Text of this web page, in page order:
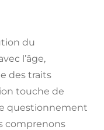
du
l’âge,
des traits
touche de
questionnement
comprenons